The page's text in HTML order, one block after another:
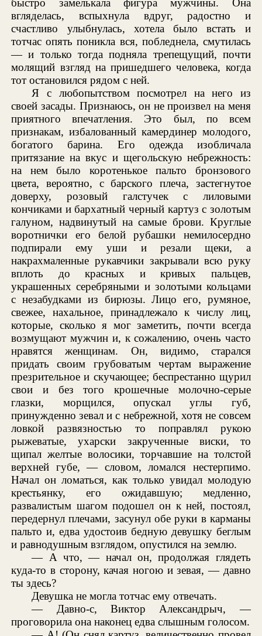
быстро замелькала фигура мужчины. Она
вгляделась, вспыхнула вдруг, радостно и
счастливо улыбнулась, хотела было встать и
тотчас опять поникла вся, побледнела, смутилась
— и только тогда подняла трепещущий, почти
молящий взгляд на пришедшего человека, когда
тот остановился рядом с ней.
Я с любопытством посмотрел на него из
своей засады. Признаюсь, он не произвел на меня
приятного впечатления. Это был, по всем
признакам, избалованный камердинер молодого,
богатого барина. Его одежда изобличала
притязание на вкус и щегольскую небрежность:
на нем было коротенькое пальто бронзового
цвета, вероятно, с барского плеча, застегнутое
доверху, розовый галстучек с лиловыми
кончиками и бархатный черный картуз с золотым
галуном, надвинутый на самые брови. Круглые
воротнички его белой рубашки немилосердно
подпирали ему уши и резали щеки, а
накрахмаленные рукавчики закрывали всю руку
вплоть до красных и кривых пальцев,
украшенных серебряными и золотыми кольцами
с незабудками из бирюзы. Лицо его, румяное,
свежее, нахальное, принадлежало к числу лиц,
которые, сколько я мог заметить, почти всегда
возмущают мужчин и, к сожалению, очень часто
нравятся женщинам. Он, видимо, старался
придать своим грубоватым чертам выражение
презрительное и скучающее; беспрестанно щурил
свои и без того крошечные молочно-серые
глазки, морщился, опускал углы губ,
принужденно зевал и с небрежной, хотя не совсем
ловкой развязностью то поправлял рукою
рыжеватые, ухарски закрученные виски, то
щипал желтые волосики, торчавшие на толстой
верхней губе, — словом, ломался нестерпимо.
Начал он ломаться, как только увидал молодую
крестьянку, его ожидавшую; медленно,
развалистым шагом подошел он к ней, постоял,
передернул плечами, засунул обе руки в карманы
пальто и, едва удостоив бедную девушку беглым
и равнодушным взглядом, опустился на землю.
— А что, — начал он, продолжая глядеть
куда-то в сторону, качая ногою и зевая, — давно
ты здесь?
Девушка не могла тотчас ему отвечать.
— Давно-с, Виктор Александрыч, —
проговорила она наконец едва слышным голосом.